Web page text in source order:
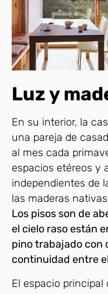
Luz y
En su interior, la
una pareja de
al mes cada
espacios etéreos y
independientes de
las maderas
Los pisos son de
el cielo raso están
pino trabajado con
continuidad entre
El espacio principal